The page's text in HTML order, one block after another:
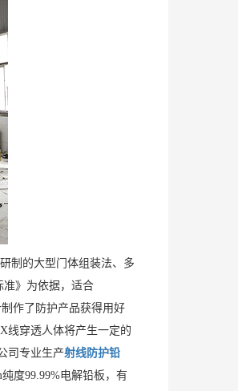
制的大型门体组装法、多
准》为依据，适合
作了防护产品获得用好
线穿透人体将产生一定的
司专业生产射线防护铅
度99.99%电解铅板，有